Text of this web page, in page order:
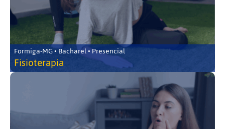
Formiga-MG • Bacharel • Presencial
Fisioterapia